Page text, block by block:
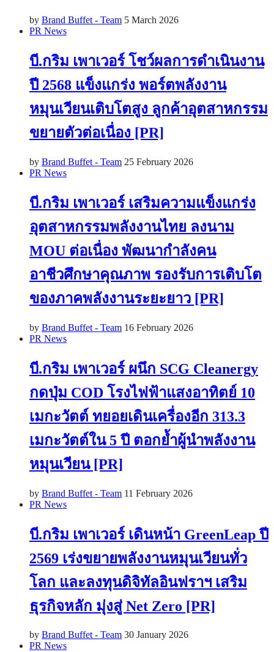
by Brand Buffet - Team 5 March 2026
PR News
บี.กริม เพาเวอร์ โชว์ผลการดำเนินงาน
ปี 2568 แข็งแกร่ง พอร์ตพลังงาน
หมุนเวียนเติบโตสูง ลูกค้าอุตสาหกรรม
ขยายตัวต่อเนื่อง [PR]
by Brand Buffet - Team 25 February 2026
PR News
บี.กริม เพาเวอร์ เสริมความแข็งแกร่ง
อุตสาหกรรมพลังงานไทย ลงนาม
MOU ต่อเนื่อง พัฒนากำลังคน
อาชีวศึกษาคุณภาพ รองรับการเติบโต
ของภาคพลังงานระยะยาว [PR]
by Brand Buffet - Team 16 February 2026
PR News
บี.กริม เพาเวอร์ ผนึก SCG Cleanergy
กดปุ่ม COD โรงไฟฟ้าแสงอาทิตย์ 10
เมกะวัตต์ ทยอยเดินเครื่องอีก 313.3
เมกะวัตต์ใน 5 ปี ตอกย้ำผู้นำพลังงาน
หมุนเวียน [PR]
by Brand Buffet - Team 11 February 2026
PR News
บี.กริม เพาเวอร์ เดินหน้า GreenLeap ปี
2569 เร่งขยายพลังงานหมุนเวียนทั่ว
โลก และลงทุนดิจิทัลอินฟราฯ เสริม
ธุรกิจหลัก มุ่งสู่ Net Zero [PR]
by Brand Buffet - Team 30 January 2026
PR News